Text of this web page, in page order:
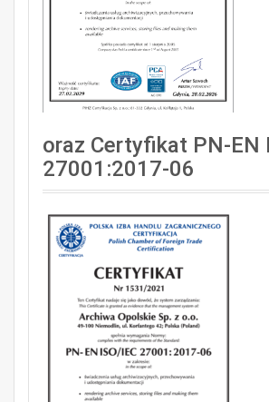
oraz Certyfikat PN-EN
27001:2017-06